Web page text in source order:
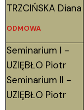
TRZCIŃSKA Diana
ODMOWA
Seminarium I -
UZIĘBŁO Piotr
Seminarium II -
UZIĘBŁO Piotr